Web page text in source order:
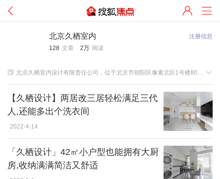
北京久栖室内
128 文章 2万 阅读
注册信息
 北京久栖室内设计有限责任公司，位于北京市朝阳区像素北区1号楼806室（草房地铁站B口出）。 提供全面的室内设计服务，家装室内设计，公装室内设计，空间环境艺术设计，设计施工一体化，后期配饰，环保监测等一系列服务。 设计理念：创意为居室添情趣，艺术和生活化一体。 
【久栖设计】两居改三居轻松满足三代
人,还能多出个洗衣间
2022-4-14
「久栖设计」42㎡小户型也能拥有大厨
房,收纳满满简洁又舒适